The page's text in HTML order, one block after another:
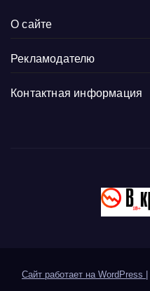
О сайте
Рекламодателю
Контактная информация
Сайт работает на WordPress